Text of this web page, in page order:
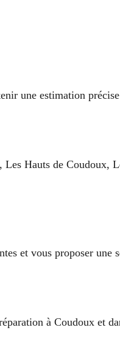
une estimation
Hauts de Coudoux,
et vous proposer une
à Coudoux et